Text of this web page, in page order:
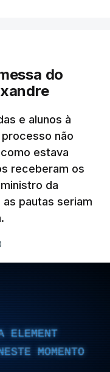
do
e alunos à
não
estava
receberam os
da
as pautas seriam
ELEMENT
MOMENTO